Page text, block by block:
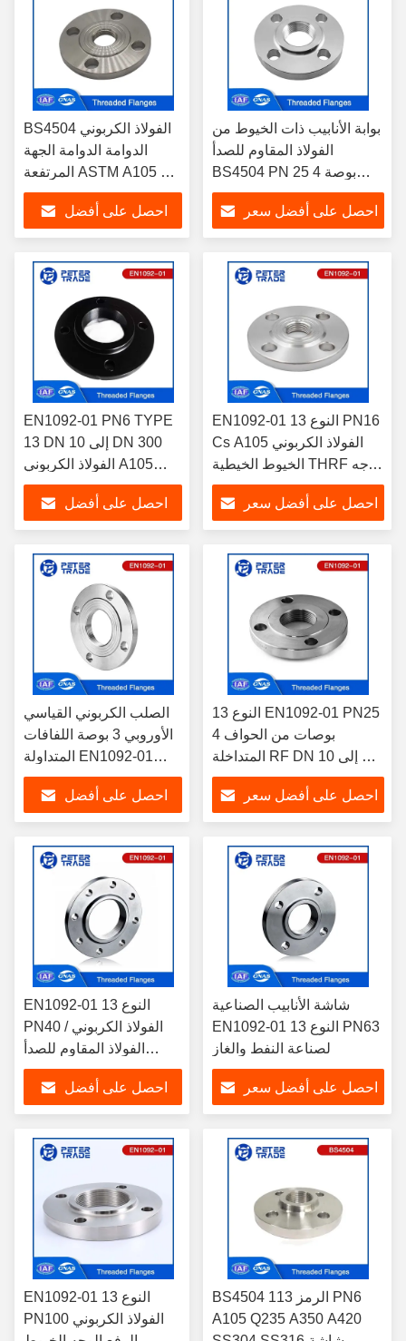
BS4504 الفولاذ الكربوني
الدوامة الدوامة الجهة
المرتفعة ASTM A105 2
بوصة الدوامة الدوامة
أنابيب PN 40 لصناعة
النفط والغاز
احصل على أفضل
بوابة الأنابيب ذات الخيوط من
الفولاذ المقاوم للصدأ
BS4504 PN 25 4 بوصة
بوابة الخيوط ذات الوجه
المرتفع 304/314/316 في
صناعة المياه / الكهرباء
احصل على أفضل سعر
EN1092-01 PN6 TYPE
13 DN 10 إلى DN 300
الفولاذ الكربوني A105
الجهة المرتفعة الخيوط
الرفيعة THRF لأنظمة
الأنابيب الصناعية
احصل على أفضل
EN1092-01 النوع 13 PN16
Cs A105 الفولاذ الكربوني
الخيوط الخيطية THRF وجه
مرتفع / وجه مسطح لأنظمة
الأنابيب الصناعية
احصل على أفضل سعر
الصلب الكربوني القياسي
الأوروبي 3 بوصة اللفافات
المتداولة EN1092-01
النوع 13 PN10 لتطبيقات
السباكة / HVAC
احصل على أفضل
النوع 13 EN1092-01 PN25
4 بوصات من الحواف
المتداخلة RF DN 10 إلى DN
600 الحواف الفولاذ الكربوني
A105/ Q235/ A350 LF2/
A420
احصل على أفضل سعر
EN1092-01 النوع 13
PN40 الفولاذ الكربوني /
الفولاذ المقاوم للصدأ
THRF للشفرة المتداخلة
لمعالجة مياه الصرف
الصحي
احصل على أفضل
شاشة الأنابيب الصناعية
EN1092-01 النوع 13 PN63
لصناعة النفط والغاز
احصل على أفضل سعر
EN1092-01 النوع 13
PN100 الفولاذ الكربوني
BS4504 الرمز 113 PN6
A105 Q235 A350 A420